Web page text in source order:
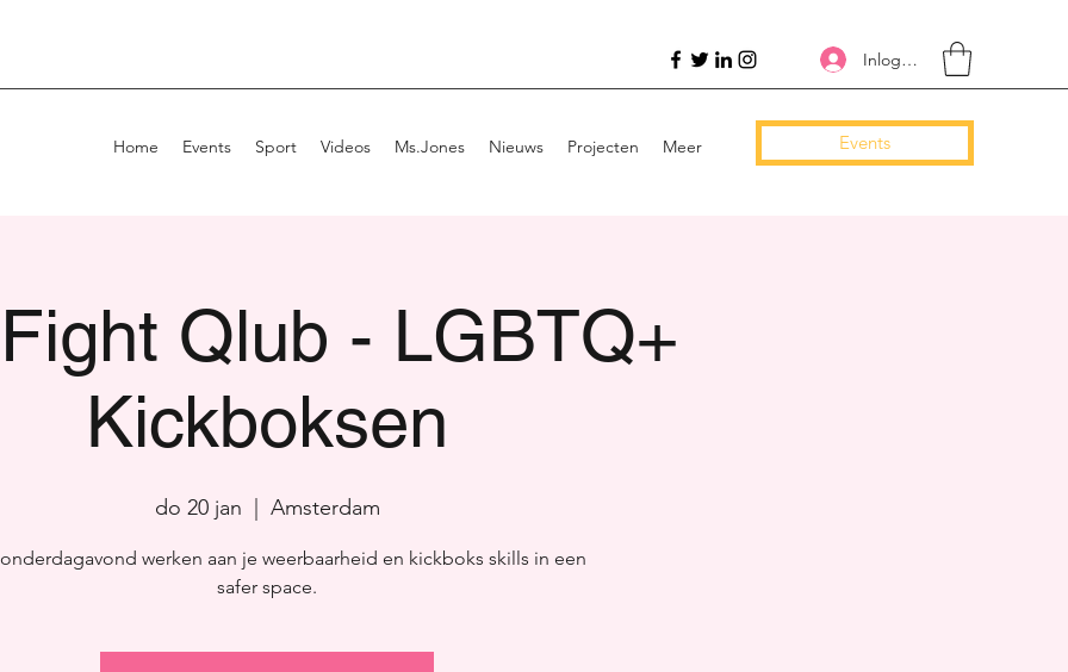
Inloggen
Home Events Sport Videos Ms.Jones Nieuws Projecten Meer Events
Qlub - LGBTQ+
Kickboksen
do 20 jan
  |
Amsterdam
werken aan je weerbaarheid en kickboks skills in een
safer space.